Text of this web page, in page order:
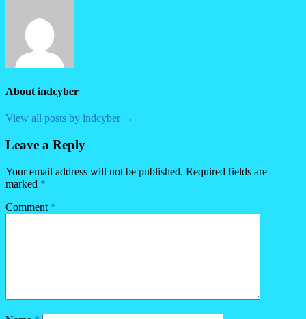
About indcyber
View all posts by indcyber →
Leave a Reply
Your email address will not be published. Required fields are
marked *
Comment *